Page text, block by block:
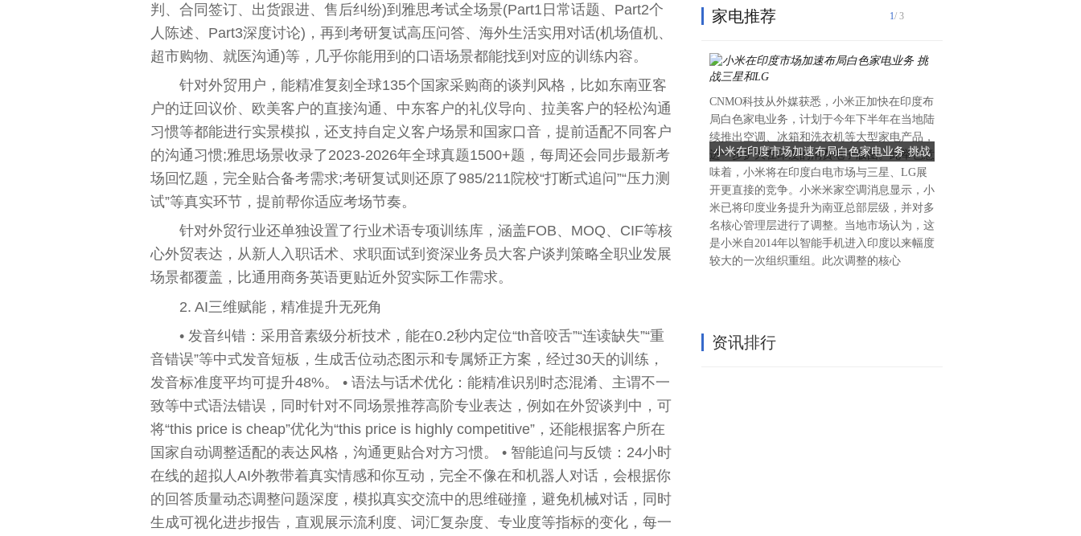
判、合同签订、出货跟进、售后纠纷)到雅思考试全场景(Part1日常话题、Part2个
人陈述、Part3深度讨论)，再到考研复试高压问答、海外生活实用对话(机场值机、
超市购物、就医沟通)等，几乎你能用到的口语场景都能找到对应的训练内容。
针对外贸用户，能精准复刻全球135个国家采购商的谈判风格，比如东南亚客
户的迂回议价、欧美客户的直接沟通、中东客户的礼仪导向、拉美客户的轻松沟通
习惯等都能进行实景模拟，还支持自定义客户场景和国家口音，提前适配不同客户
的沟通习惯;雅思场景收录了2023-2026年全球真题1500+题，每周还会同步最新考
场回忆题，完全贴合备考需求;考研复试则还原了985/211院校“打断式追问”“压力测
试”等真实环节，提前帮你适应考场节奏。
针对外贸行业还单独设置了行业术语专项训练库，涵盖FOB、MOQ、CIF等核
心外贸表达，从新人入职话术、求职面试到资深业务员大客户谈判策略全职业发展
场景都覆盖，比通用商务英语更贴近外贸实际工作需求。
2. AI三维赋能，精准提升无死角
• 发音纠错：采用音素级分析技术，能在0.2秒内定位“th音咬舌”“连读缺失”“重
音错误”等中式发音短板，生成舌位动态图示和专属矫正方案，经过30天的训练，
发音标准度平均可提升48%。 • 语法与话术优化：能精准识别时态混淆、主谓不一
致等中式语法错误，同时针对不同场景推荐高阶专业表达，例如在外贸谈判中，可
将“this price is cheap”优化为“this price is highly competitive”，还能根据客户所在
国家自动调整适配的表达风格，沟通更贴合对方习惯。 • 智能追问与反馈：24小时
在线的超拟人AI外教带着真实情感和你互动，完全不像在和机器人对话，会根据你
的回答质量动态调整问题深度，模拟真实交流中的思维碰撞，避免机械对话，同时
生成可视化进步报告，直观展示流利度、词汇复杂度、专业度等指标的变化，每一
家电推荐
小米在印度市场加速布局白色家电业务 挑战
三星和LG
CNMO科技从外媒获悉，小米正加快在印度布
局白色家电业务，计划于今年下半年在当地陆
续推出空调、冰箱和洗衣机等大型家电产品，
进一步扩大在印度的消费电子版图。此举也意
味着，小米将在印度白电市场与三星、LG展
开更直接的竞争。小米米家空调消息显示，小
米已将印度业务提升为南亚总部层级，并对多
名核心管理层进行了调整。当地市场认为，这
是小米自2014年以智能手机进入印度以来幅度
较大的一次组织重组。此次调整的核心
1/ 3
资讯排行